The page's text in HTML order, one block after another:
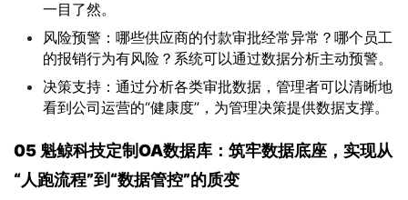
一目了然。
风险预警：哪些供应商的付款审批经常异常？哪个员工
的报销行为有风险？系统可以通过数据分析主动预警。
决策支持：通过分析各类审批数据，管理者可以清晰地
看到公司运营的“健康度”，为管理决策提供数据支撑。
05 魁鲸科技定制OA数据库：筑牢数据底座，实现从
“人跑流程”到“数据管控”的质变